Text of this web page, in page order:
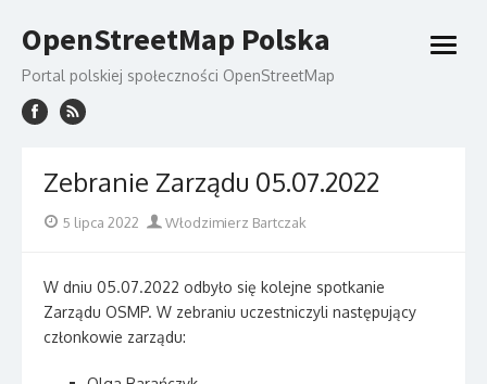
to
content
OpenStreetMap Polska
Portal polskiej społeczności OpenStreetMap
open
Zebranie Zarządu 05.07.2022
Posted
5 lipca 2022 Author
Włodzimierz Bartczak
W dniu 05.07.2022 odbyło się kolejne spotkanie
Zarządu OSMP. W zebraniu uczestniczyli następujący
członkowie zarządu: